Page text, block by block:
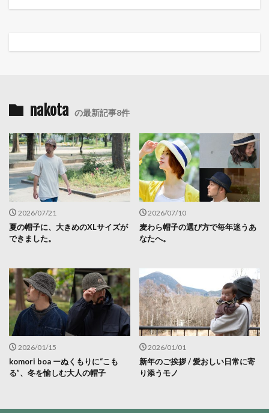
nakota の最新記事8件
2026/07/21
夏の帽子に、大きめのXLサイズが
できました。
2026/07/10
麦わら帽子の選び方で毎年迷うあ
なたへ。
2026/01/15
komori boa ーぬくもりに“こも
る”、冬を愉しむ大人の帽子
2026/01/01
新年のご挨拶 / 愛おしい日常に寄
り添うモノ